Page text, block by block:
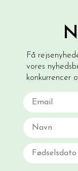
Få
vores
konkurrencer
Email
Navn
Fødselsdato